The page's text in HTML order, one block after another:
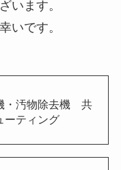
います。
いです。
・汚物除去機 共
ーティング